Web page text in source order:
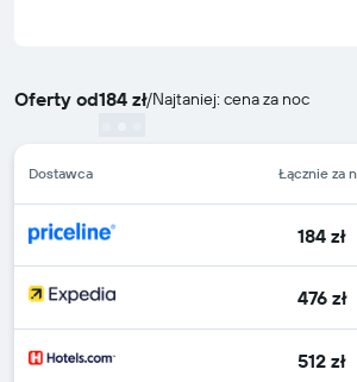
Oferty od184 zł/Najtaniej: cena za noc
Dostawca Łącznie za
184 zł
476 zł
512 zł